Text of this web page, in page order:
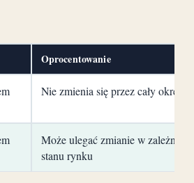
Oprocentowanie
Nie zmienia się przez cały okres
Może ulegać zmianie w
stanu rynku